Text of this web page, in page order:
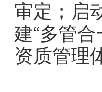
审定；启
建“多管
资质管理